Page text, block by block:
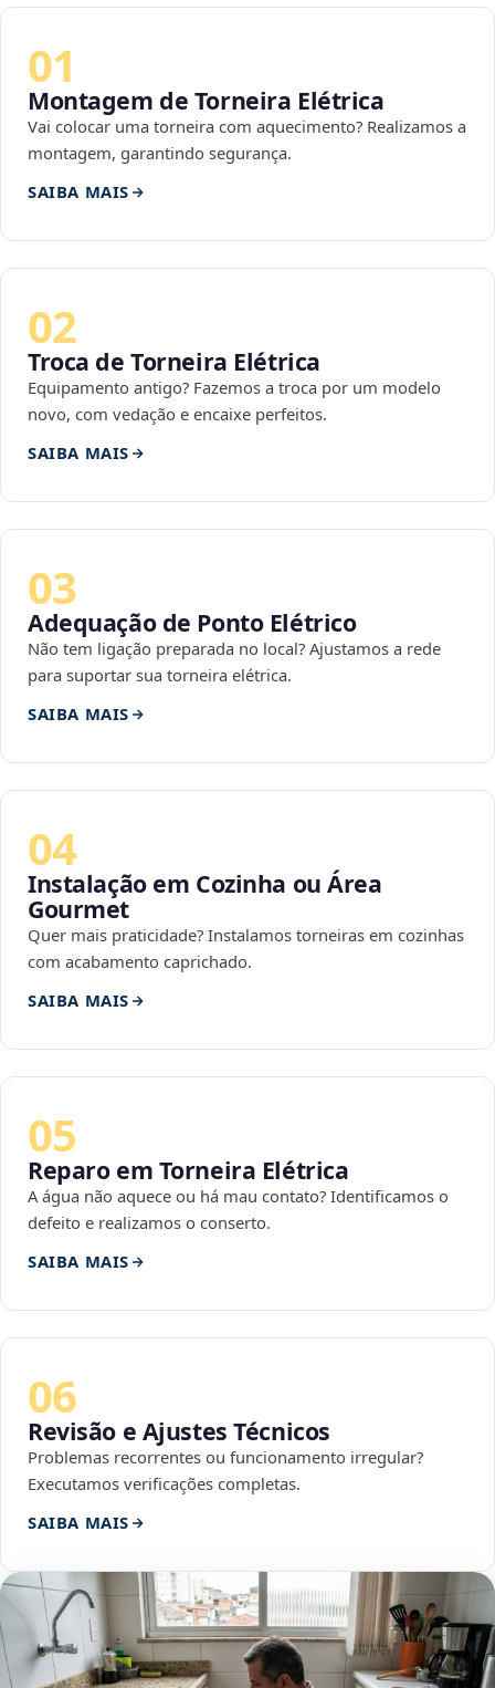
01
Montagem de Torneira Elétrica
Vai colocar uma torneira com aquecimento? Realizamos a
montagem, garantindo segurança.
SAIBA MAIS
02
Troca de Torneira Elétrica
Equipamento antigo? Fazemos a troca por um modelo
novo, com vedação e encaixe perfeitos.
SAIBA MAIS
03
Adequação de Ponto Elétrico
Não tem ligação preparada no local? Ajustamos a rede
para suportar sua torneira elétrica.
SAIBA MAIS
04
Instalação em Cozinha ou Área
Gourmet
Quer mais praticidade? Instalamos torneiras em cozinhas
com acabamento caprichado.
SAIBA MAIS
05
Reparo em Torneira Elétrica
A água não aquece ou há mau contato? Identificamos o
defeito e realizamos o conserto.
SAIBA MAIS
06
Revisão e Ajustes Técnicos
Problemas recorrentes ou funcionamento irregular?
Executamos verificações completas.
SAIBA MAIS